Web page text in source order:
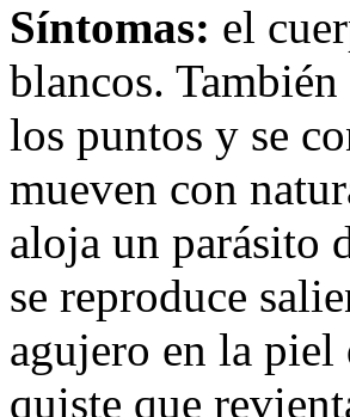
Síntomas: el
blancos.
los puntos y se
mueven con
aloja un parásito
se reproduce
agujero en la piel
quiste que